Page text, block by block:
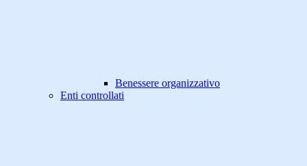
Benessere organizzativo
Enti controllati